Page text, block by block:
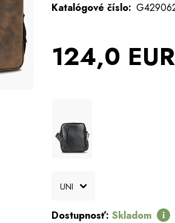
Katalógové číslo:
124,0 EUR
Dostupnosť: Skladom